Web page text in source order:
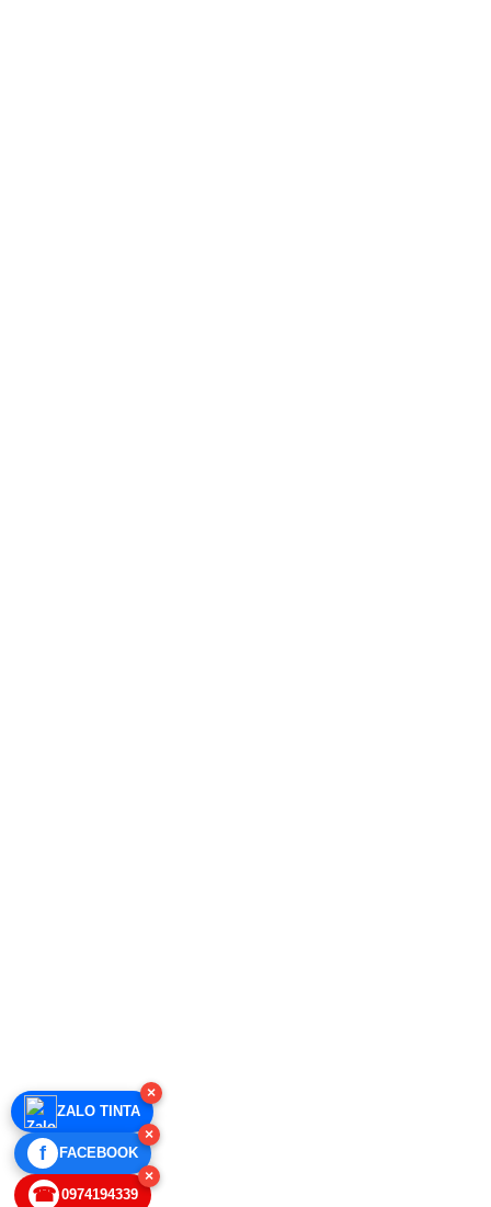
×
ZALO TINTA
×
f FACEBOOK
×
☎ 0974194339